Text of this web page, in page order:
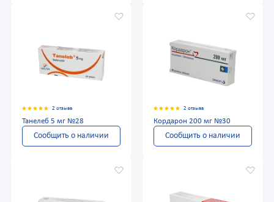
2 отзыва
Танелеб 5 мг №28
Сообщить о наличии
2 отзыва
Кордарон 200 мг №30
Сообщить о наличии